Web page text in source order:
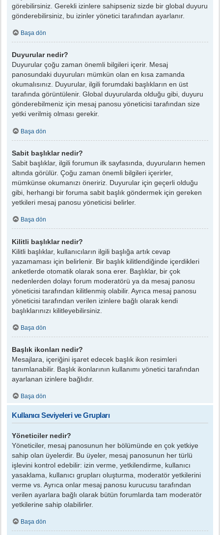
görebilirsiniz. Gerekli izinlere sahipseniz sizde bir global duyuru
gönderebilirsiniz, bu izinler yönetici tarafından ayarlanır.
Başa dön
Duyurular nedir?
Duyurular çoğu zaman önemli bilgileri içerir. Mesaj
panosundaki duyuruları mümkün olan en kısa zamanda
okumalısınız. Duyurular, ilgili forumdaki başlıkların en üst
tarafında görüntülenir. Global duyurularda olduğu gibi, duyuru
gönderebilmeniz için mesaj panosu yöneticisi tarafından size
yetki verilmiş olması gerekir.
Başa dön
Sabit başlıklar nedir?
Sabit başlıklar, ilgili forumun ilk sayfasında, duyuruların hemen
altında görülür. Çoğu zaman önemli bilgileri içerirler,
mümkünse okumanızı öneririz. Duyurular için geçerli olduğu
gibi, herhangi bir foruma sabit başlık göndermek için gereken
yetkileri mesaj panosu yöneticisi belirler.
Başa dön
Kilitli başlıklar nedir?
Kilitli başlıklar, kullanıcıların ilgili başlığa artık cevap
yazamaması için belirlenir. Bir başlık kilitlendiğinde içerdikleri
anketlerde otomatik olarak sona erer. Başlıklar, bir çok
nedenlerden dolayı forum moderatörü ya da mesaj panosu
yöneticisi tarafından kilitlenmiş olabilir. Ayrıca mesaj panosu
yöneticisi tarafından verilen izinlere bağlı olarak kendi
başlıklarınızı kilitleyebilirsiniz.
Başa dön
Başlık ikonları nedir?
Mesajlara, içeriğini işaret edecek başlık ikon resimleri
tanımlanabilir. Başlık ikonlarının kullanımı yönetici tarafından
ayarlanan izinlere bağlıdır.
Başa dön
Kullanıcı Seviyeleri ve Grupları
Yöneticiler nedir?
Yöneticiler, mesaj panosunun her bölümünde en çok yetkiye
sahip olan üyelerdir. Bu üyeler, mesaj panosunun her türlü
işlevini kontrol edebilir: izin verme, yetkilendirme, kullanıcı
yasaklama, kullanıcı grupları oluşturma, moderatör yetkilerini
verme vs. Ayrıca onlar mesaj panosu kurucusu tarafından
verilen ayarlara bağlı olarak bütün forumlarda tam moderatör
yetkilerine sahip olabilirler.
Başa dön